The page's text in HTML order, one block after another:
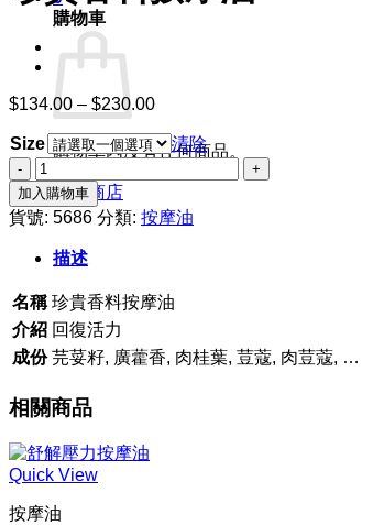
購物車
購物車內沒有任何商品。
回到商店
$134.00 – $230.00價
範
到
Size
清除
珍
貴
香
按
油
數
量
加入購物車
貨號: 5686 分類: 按摩油
描述
名稱 珍貴香料按摩油
介紹 回復活力
成份 芫荽籽, 廣藿香, 肉桂葉, 荳蔻, 肉荳蔻, …
相關商品
Quick View
按摩油